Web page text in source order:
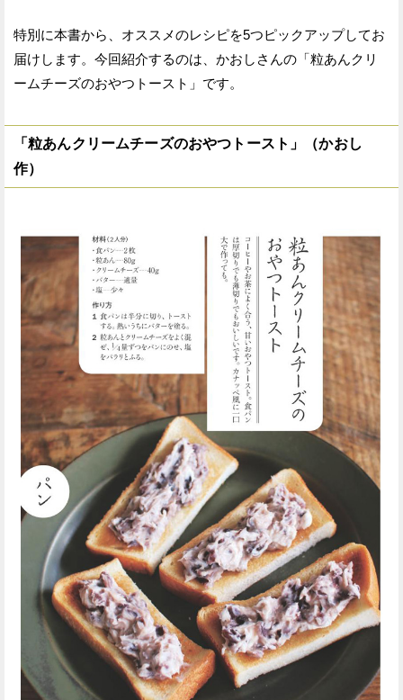
特別に本書から、オススメのレシピを5つピックアップしてお
届けします。今回紹介するのは、かおしさんの「粒あんクリ
ームチーズのおやつトースト」です。
「粒あんクリームチーズのおやつトースト」（かおし
作）